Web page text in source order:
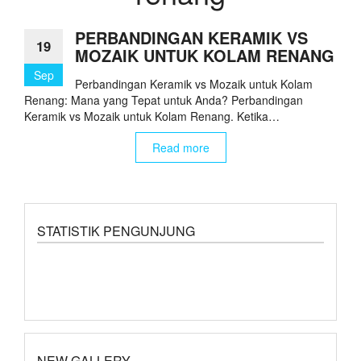
19
Sep
PERBANDINGAN KERAMIK VS
MOZAIK UNTUK KOLAM RENANG
Perbandingan Keramik vs Mozaik untuk Kolam
Renang: Mana yang Tepat untuk Anda? Perbandingan
Keramik vs Mozaik untuk Kolam Renang. Ketika…
Read more
STATISTIK PENGUNJUNG